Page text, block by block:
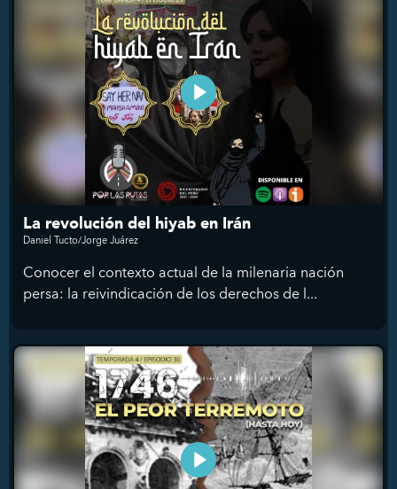
La revolución del hiyab en Irán
Daniel Tucto/Jorge Juárez
Conocer el contexto actual de la milenaria nación
persa: la reivindicación de los derechos de l...